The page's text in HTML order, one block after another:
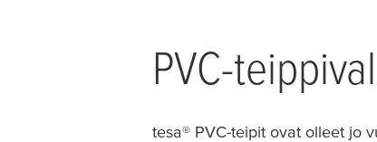
PVC-
tesa® PVC-teipit ovat olleet jo